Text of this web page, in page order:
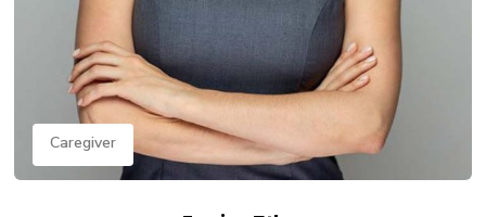
Caregiver